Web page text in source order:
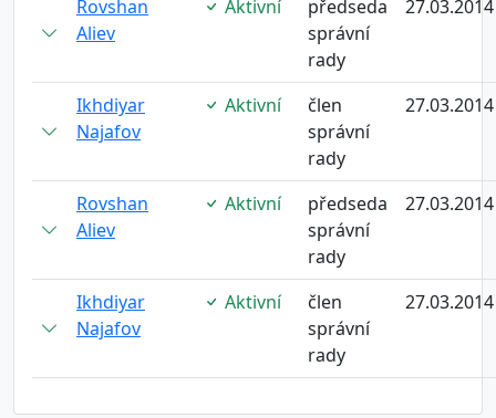
Rovshan
Aliev
Aktivní
předseda
správní
rady
27.03.2014
Ikhdiyar
Najafov
Aktivní
člen
správní
rady
27.03.2014
Rovshan
Aliev
Aktivní
předseda
správní
rady
27.03.2014
Ikhdiyar
Najafov
Aktivní
člen
správní
rady
27.03.2014